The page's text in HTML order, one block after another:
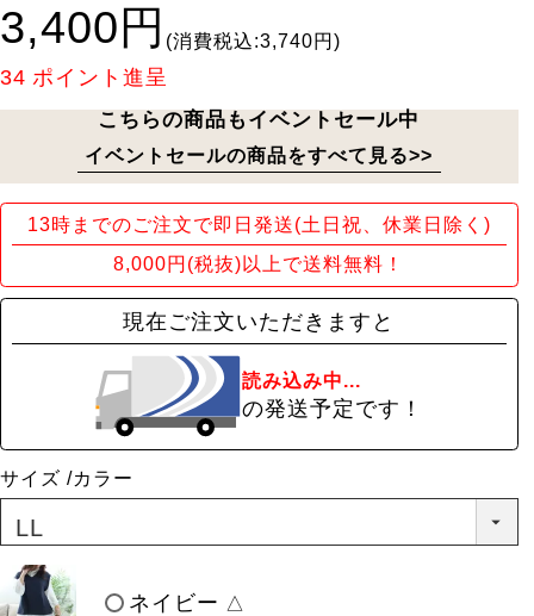
3,400円 (消費税込:3,740円)
34 ポイント進呈
こちらの商品もイベントセール中
イベントセールの商品をすべて見る>>
13時までのご注文で即日発送(土日祝、休業日除く)
8,000円(税抜)以上で送料無料！
現在ご注文いただきますと
読み込み中...
の発送予定です！
サイズ カラー
ネイビー △